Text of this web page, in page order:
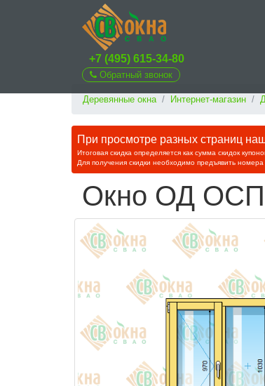
+7 (495) 615-34-80
Обратный звонок
Деревянные окна Интернет-магазин
При просмотре разных страниц
Итоговая скидка определяется как сумма скидок
Для получения скидки необходимо предъявить
Окно ОД ОСП